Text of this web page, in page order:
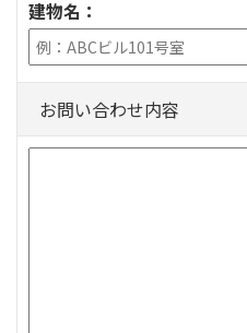
建物名：
お問い合わせ内容